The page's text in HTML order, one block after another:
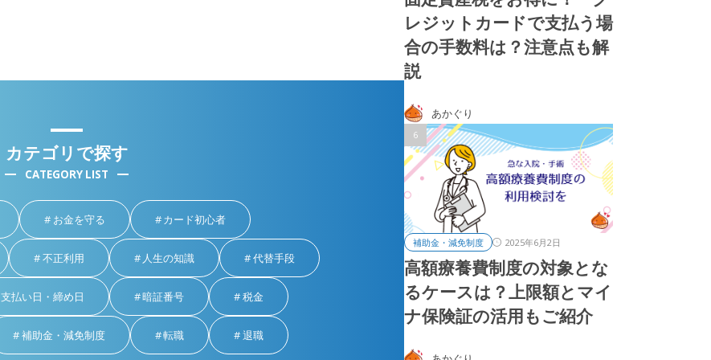
カテゴリで探す
CATEGORY LIST
お金を守る カード初心者
不正利用 人生の知識 代替手段
支払い日・締め日 暗証番号 税金
補助金・減免制度 転職 退職
レジットカードで支払う場
合の手数料は？注意点も解
説
あかぐり
補助金・減免制度 2025年6月2日
高額療養費制度の対象とな
るケースは？上限額とマイ
ナ保険証の活用もご紹介